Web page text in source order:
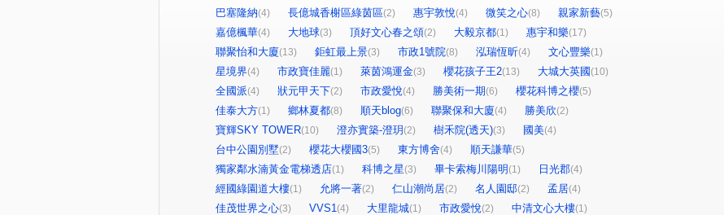
巴塞隆納(4) 長億城香榭區綠茵區(2) 惠宇敦悅(4) 微笑之心(8) 親家新藝(5)
嘉億楓華(4) 大地球(3) 頂好文心春之頌(2) 大毅京都(1) 惠宇和樂(17)
聯聚怡和大廈(13) 鉅虹最上景(3) 市政1號院(8) 泓瑞恆昕(4) 文心豐樂(1)
星境界(4) 市政寶佳麗(1) 萊茵鴻運金(3) 櫻花孩子王2(13) 大城大英國 (10)
全國派(4) 狀元甲天下(2) 市政愛悅(4) 勝美術一期(6) 櫻花科博之櫻(5)
佳泰大方(1) 鄉林夏都(8) 順天blog(6) 聯聚保和大廈(4) 勝美欣(2)
寶輝SKY TOWER(10) 澄亦實築-澄玥 (2) 樹禾院(透天)(3) 國美(4)
台中公園別墅(2) 櫻花大櫻國3(5) 東方博舍(4) 順天謙華(5)
獨家鄰水湳黃金電梯透店(1) 科博之星(3) 畢卡索梅川陽明 (1) 日光郡(4)
經國綠園道大樓(1) 允將一著(2) 仁山潮尚居(2) 名人園邸(2) 孟居(4)
佳茂世界之心(3) VVS1(4) 大里龍城(1) 市政愛悅(2) 中清文心大樓(1)